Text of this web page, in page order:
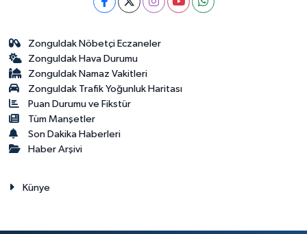
Zonguldak Nöbetçi Eczaneler
Zonguldak Hava Durumu
Zonguldak Namaz Vakitleri
Zonguldak Trafik Yoğunluk Haritası
Puan Durumu ve Fikstür
Tüm Manşetler
Son Dakika Haberleri
Haber Arşivi
Künye